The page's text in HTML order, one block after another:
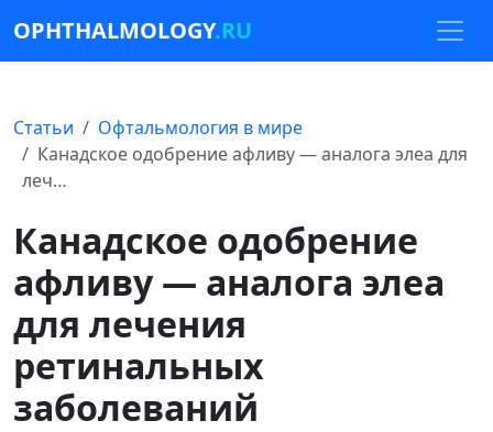
OPHTHALMOLOGY.RU
Статьи
Офтальмология в мире
Канадское одобрение афливу — аналога элеа для
леч…
Канадское одобрение
афливу — аналога элеа
для лечения
ретинальных
заболеваний